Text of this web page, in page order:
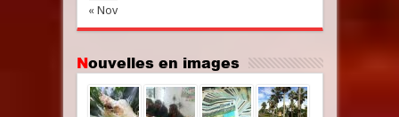
« Nov
Nouvelles en images